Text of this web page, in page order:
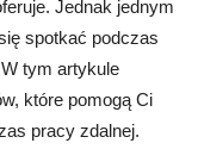
Jednak jednym
spotkać podczas
tym artykule
które pomogą Ci
pracy zdalnej.